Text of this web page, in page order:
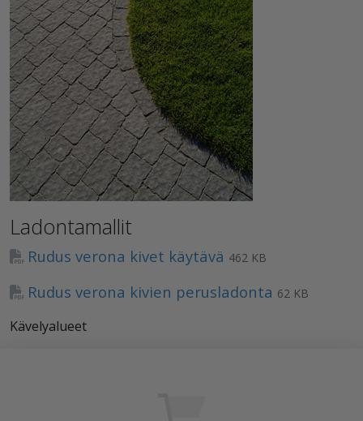
Ladontamallit
Rudus verona kivet käytävä 462 KB
Rudus verona kivien perusladonta 62 KB
Kävelyalueet